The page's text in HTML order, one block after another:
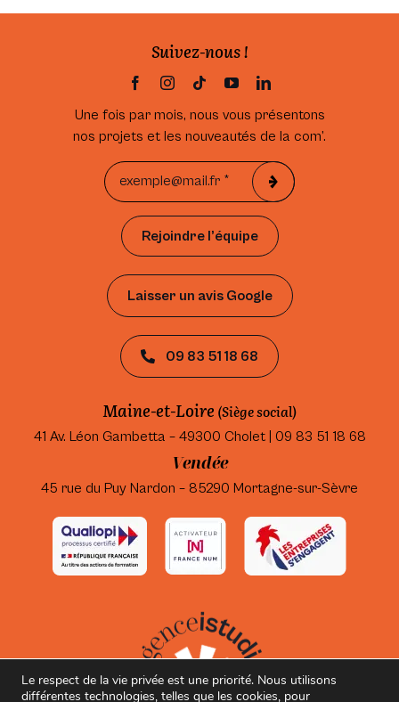
Suivez-nous !
Une fois par mois, nous vous présentons
nos projets et les nouveautés de la com’.
Rejoindre l’équipe
Laisser un avis Google
09 83 51 18 68
Maine-et-Loire (Siège social)
41 Av. Léon Gambetta – 49300 Cholet | 09 83 51 18 68
Vendée
45 rue du Puy Nardon – 85290 Mortagne-sur-Sèvre
Le respect de la vie privée est une priorité. Nous utilisons
différentes technologies, telles que les cookies, pour